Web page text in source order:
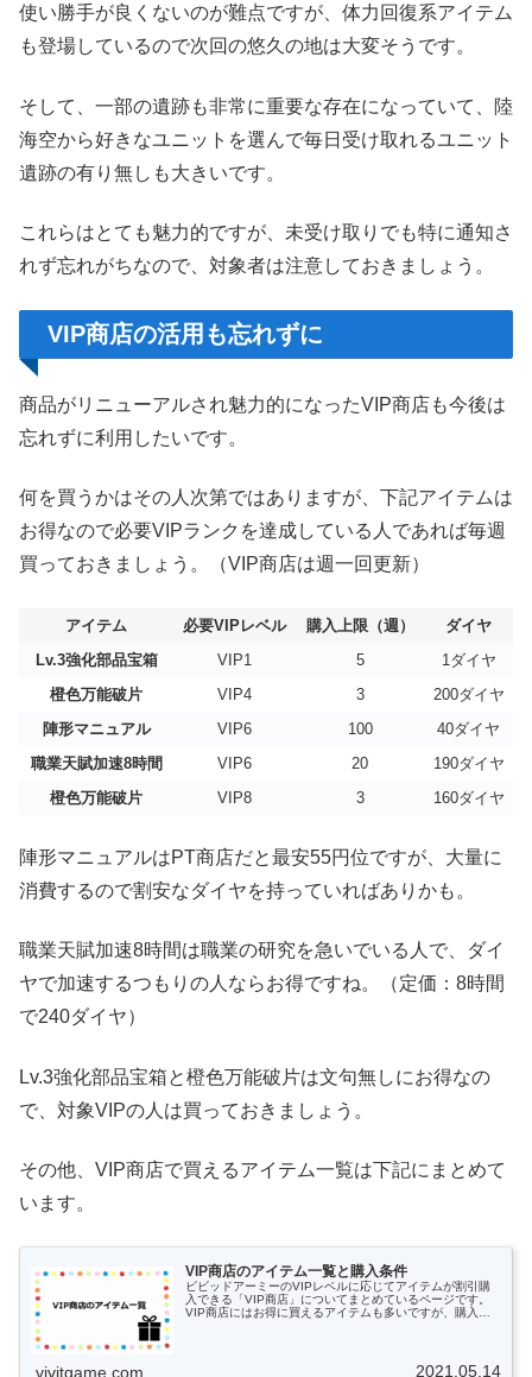
使い勝手が良くないのが難点ですが、体力回復系アイテム
も登場しているので次回の悠久の地は大変そうです。
そして、一部の遺跡も非常に重要な存在になっていて、陸
海空から好きなユニットを選んで毎日受け取れるユニット
遺跡の有り無しも大きいです。
これらはとても魅力的ですが、未受け取りでも特に通知さ
れず忘れがちなので、対象者は注意しておきましょう。
VIP商店の活用も忘れずに
商品がリニューアルされ魅力的になったVIP商店も今後は
忘れずに利用したいです。
何を買うかはその人次第ではありますが、下記アイテムは
お得なので必要VIPランクを達成している人であれば毎週
買っておきましょう。（VIP商店は週一回更新）
アイテム 必要VIPレベル 購入上限（週）
ダイヤ
Lv.3強化部品宝箱
VIP1 5
1ダイヤ
橙色万能破片
VIP4 3
200ダイヤ
陣形マニュアル
VIP6 100
40ダイヤ
職業天賦加速8時間
VIP6 20
190ダイヤ
橙色万能破片
VIP8 3 160ダイヤ
陣形マニュアルはPT商店だと最安55円位ですが、大量に
消費するので割安なダイヤを持っていればありかも。
職業天賦加速8時間は職業の研究を急いでいる人で、ダイ
ヤで加速するつもりの人ならお得ですね。（定価：8時間
で240ダイヤ）
Lv.3強化部品宝箱と橙色万能破片は文句無しにお得なの
で、対象VIPの人は買っておきましょう。
その他、VIP商店で買えるアイテム一覧は下記にまとめて
います。
VIP商店のアイテム一覧と購入条件
ビビッドアーミーのVIPレベルに応じてアイテムが割引購
入できる「VIP商店」についてまとめているページです。
VIP商店にはお得に買えるアイテムも多いですが、購入す
vivitgame.com 2021.05.14